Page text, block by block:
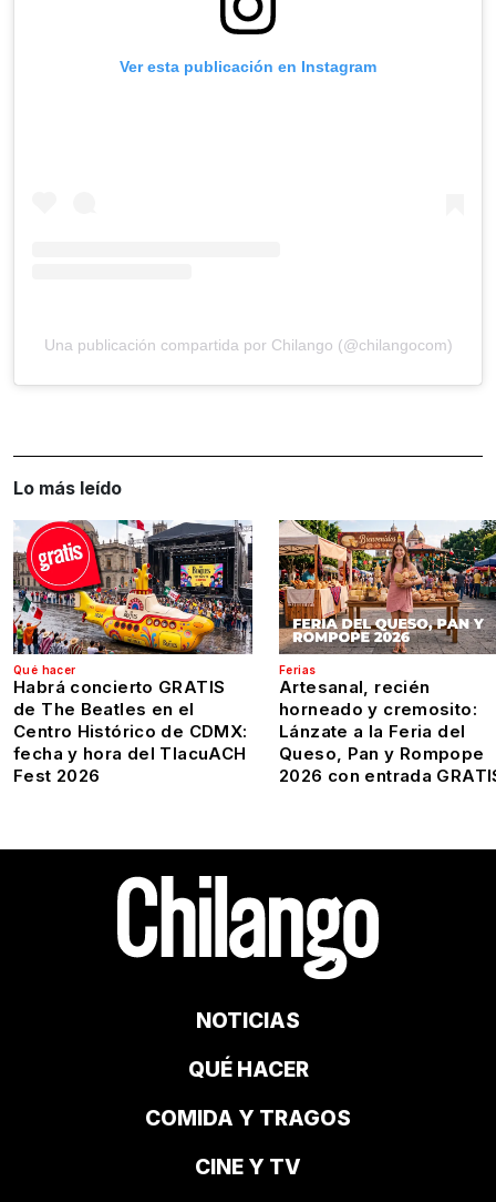
Ver esta publicación en Instagram
Una publicación compartida por Chilango (@chilangocom)
Lo más leído
Qué hacer
Habrá concierto GRATIS
de The Beatles en el
Centro Histórico de CDMX:
fecha y hora del TlacuACH
Fest 2026
Ferias
Artesanal, recién
horneado y cremosito:
Lánzate a la Feria del
Queso, Pan y Rompope
2026 con entrada
NOTICIAS
QUÉ HACER
COMIDA Y TRAGOS
CINE Y TV